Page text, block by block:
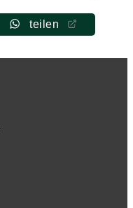
teilen